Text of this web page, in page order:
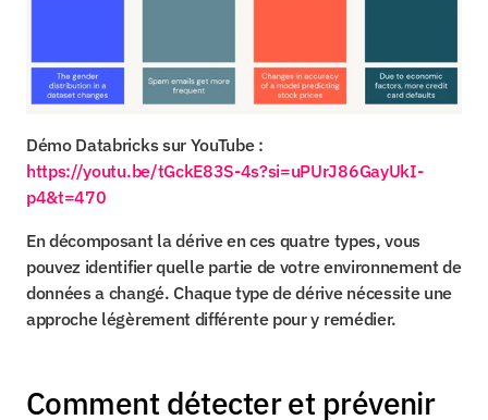
https://youtu.be/tGckE83S-4s?si=uPUrJ86GayUkI-
p4&t=470
En décomposant la dérive en ces quatre types, vous
pouvez identifier quelle partie de votre environnement de
données a changé. Chaque type de dérive nécessite une
approche légèrement différente pour y remédier.
Comment détecter et prévenir